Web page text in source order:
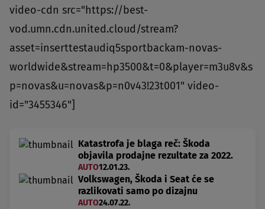
video-cdn src="https://best-
vod.umn.cdn.united.cloud/stream?
asset=inserttestaudiq5sportbackam-novas-
worldwide&stream=hp3500&t=0&player=m3u8v&s
p=novas&u=novas&p=n0v43!23t001" video-
id="3455346"]
Katastrofa je blaga reč: Škoda
objavila prodajne rezultate za 2022.
AUTO12.01.23.
Volkswagen, Škoda i Seat će se
razlikovati samo po dizajnu
AUTO24.07.22.